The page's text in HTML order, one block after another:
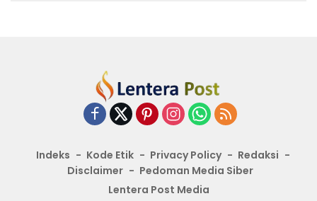
Indeks Kode Etik Privacy Policy
Redaksi
Disclaimer
Pedoman Media Siber
Lentera Post Media